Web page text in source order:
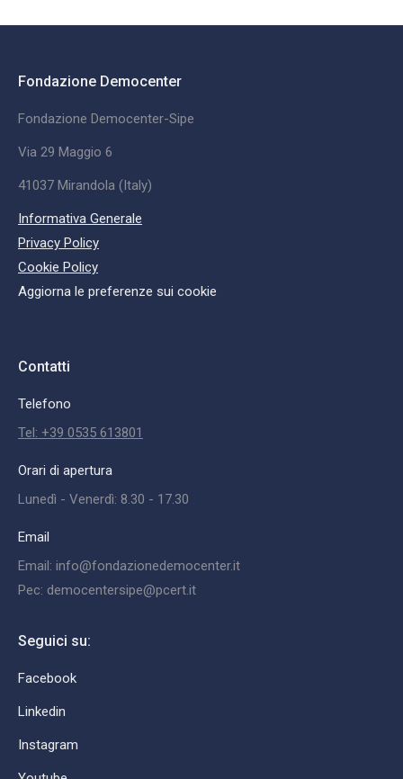
Fondazione Democenter
Fondazione Democenter-Sipe
Via 29 Maggio 6
41037 Mirandola (Italy)
Informativa Generale
Privacy Policy
Cookie Policy
Aggiorna le preferenze sui cookie
Contatti
Telefono
Tel: +39 0535 613801
Orari di apertura
Lunedì - Venerdì: 8.30 - 17.30
Email
Email: info@fondazionedemocenter.it
Pec: democentersipe@pcert.it
Seguici su:
Facebook
Linkedin
Instagram